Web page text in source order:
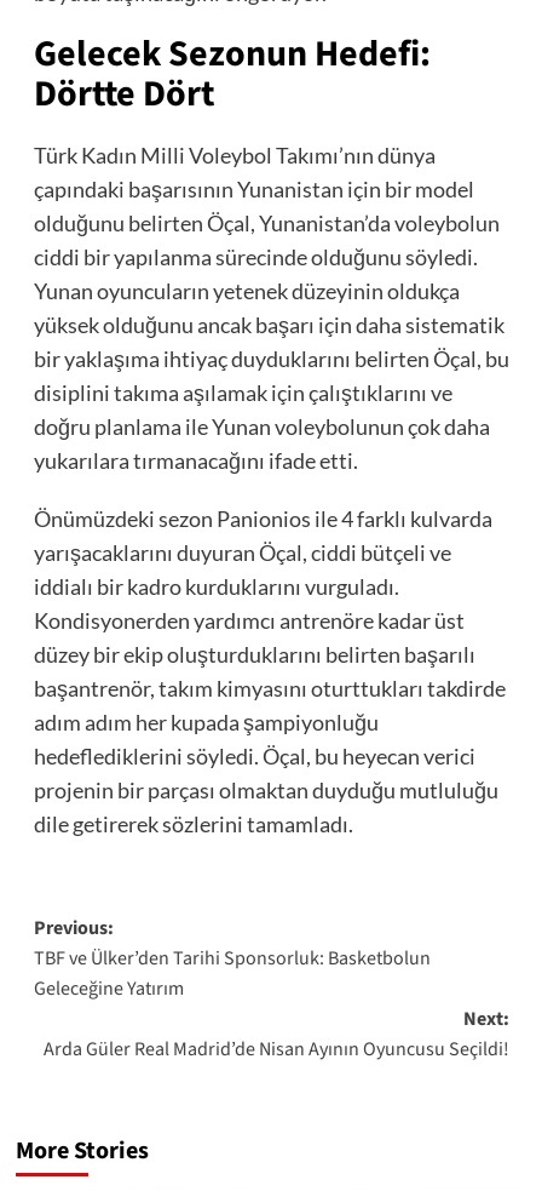
Gelecek Sezonun Hedefi:
Dörtte Dört
Türk Kadın Milli Voleybol Takımı’nın dünya
çapındaki başarısının Yunanistan için bir model
olduğunu belirten Öçal, Yunanistan’da voleybolun
ciddi bir yapılanma sürecinde olduğunu söyledi.
Yunan oyuncuların yetenek düzeyinin oldukça
yüksek olduğunu ancak başarı için daha sistematik
bir yaklaşıma ihtiyaç duyduklarını belirten Öçal, bu
disiplini takıma aşılamak için çalıştıklarını ve
doğru planlama ile Yunan voleybolunun çok daha
yukarılara tırmanacağını ifade etti.
Önümüzdeki sezon Panionios ile 4 farklı kulvarda
yarışacaklarını duyuran Öçal, ciddi bütçeli ve
iddialı bir kadro kurduklarını vurguladı.
Kondisyonerden yardımcı antrenöre kadar üst
düzey bir ekip oluşturduklarını belirten başarılı
başantrenör, takım kimyasını oturttukları takdirde
adım adım her kupada şampiyonluğu
hedeflediklerini söyledi. Öçal, bu heyecan verici
projenin bir parçası olmaktan duyduğu mutluluğu
dile getirerek sözlerini tamamladı.
Post
navigation
Previous:
TBF ve Ülker’den Tarihi Sponsorluk: Basketbolun
Geleceğine Yatırım
Next:
Arda Güler Real Madrid’de Nisan Ayının Oyuncusu Seçildi!
More Stories